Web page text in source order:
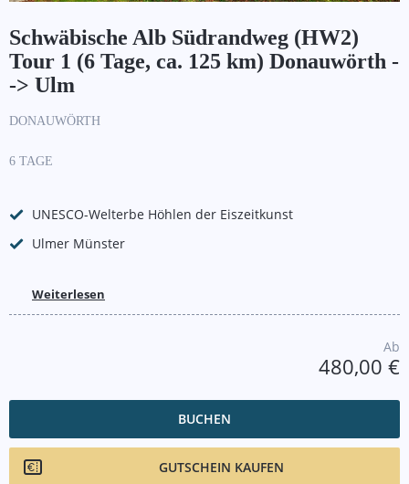
Schwäbische Alb Südrandweg (HW2)
Tour 1 (6 Tage, ca. 125 km) Donauwörth -
-> Ulm
DONAUWÖRTH
6 TAGE
UNESCO-Welterbe Höhlen der Eiszeitkunst
Ulmer Münster
Weiterlesen
Ab
480,00 €
BUCHEN
GUTSCHEIN KAUFEN